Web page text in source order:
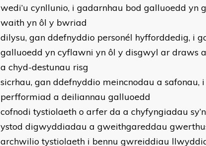
wedi’u cynllunio, i gadarnhau bod galluoedd yn
waith yn ôl y bwriad
dilysu, gan ddefnyddio personél hyfforddedig, i
galluoedd yn cyflawni yn ôl y disgwyl ar draws
a chyd-destunau risg
sicrhau, gan ddefnyddio meincnodau a safonau,
perfformiad a deiliannau galluoedd
cofnodi tystiolaeth o arfer da a chyfyngiadau
ystod digwyddiadau a gweithgareddau
archwilio tystiolaeth i bennu gwreiddiau